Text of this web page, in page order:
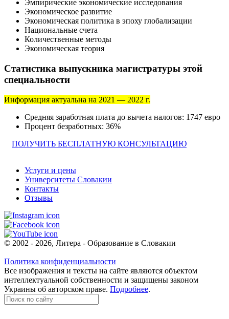
Эмпирические экономические исследования
Экономическое развитие
Экономическая политика в эпоху глобализации
Национальные счета
Количественные методы
Экономическая теория
Статистика выпускника магистратуры этой
специальности
Информация актуальна на 2021 — 2022 г.
Средняя заработная плата до вычета налогов: 1747 евро
Процент безработных: 36%
ПОЛУЧИТЬ БЕСПЛАТНУЮ КОНСУЛЬТАЦИЮ
Услуги и цены
Университеты Словакии
Контакты
Отзывы
© 2002 - 2026, Литера - Образование в Словакии
Политика конфиденциальности
Все изображения и тексты на сайте являются объектом
интеллектуальной собственности и защищены законом
Украины об авторском праве. Подробнее.